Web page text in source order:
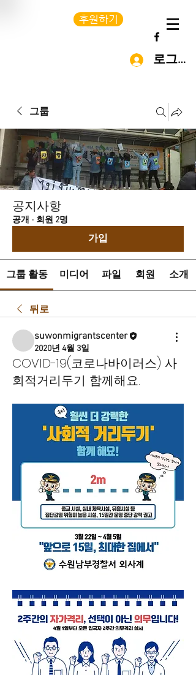
로그인
후원하기
그룹
공지사항
공개 · 회원 2명
가입
그룹 활동 미디어 파일 회원 소개
뒤로
suwonmigrantscenter
2020년 4월 3일
COVID-19(코로나바이러스) 사
회적거리두기 함께해요.